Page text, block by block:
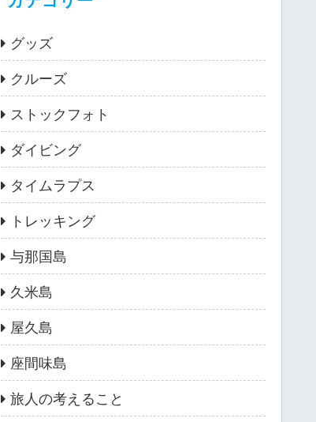
グッズ
クルーズ
ストックフォト
ダイビング
タイムラプス
トレッキング
与那国島
久米島
屋久島
座間味島
旅人の考えること